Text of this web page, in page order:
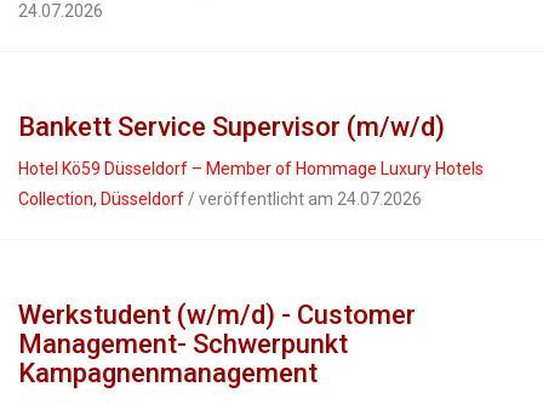
24.07.2026
Bankett Service Supervisor (m/w/d)
Hotel Kö59 Düsseldorf – Member of Hommage Luxury Hotels
Collection, Düsseldorf / veröffentlicht am 24.07.2026
Werkstudent (w/m/d) - Customer
Management- Schwerpunkt
Kampagnenmanagement